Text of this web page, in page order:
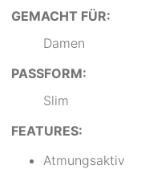
GEMACHT FÜR:
Damen
PASSFORM:
Slim
FEATURES:
Atmungsaktiv